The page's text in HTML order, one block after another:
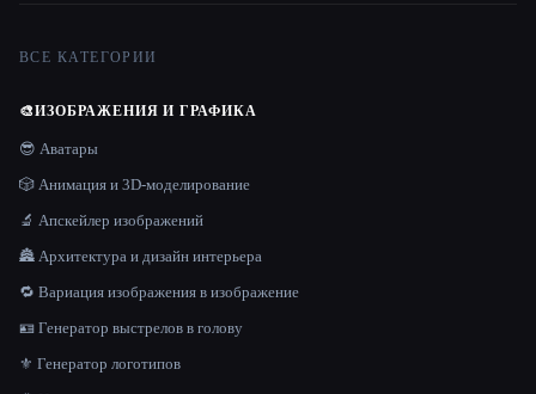
ВСЕ КАТЕГОРИИ
🎨ИЗОБРАЖЕНИЯ И ГРАФИКА
😎 Аватары
🎲 Анимация и 3D-моделирование
🔬 Апскейлер изображений
🏯 Архитектура и дизайн интерьера
🔁 Вариация изображения в изображение
🪪 Генератор выстрелов в голову
⚜️ Генератор логотипов